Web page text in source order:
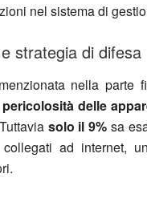
nel sistema di
strategia di difesa
nella
delle
solo il 9% sa
ad internet,